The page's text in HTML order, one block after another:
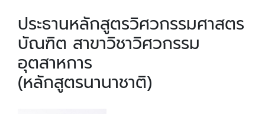
ประธานหลักสูตรวิศวกรรมศาสตร
บัณฑิต สาขาวิชาวิศวกรรม
อุตสาหการ
(หลักสูตรนานาชาติ)